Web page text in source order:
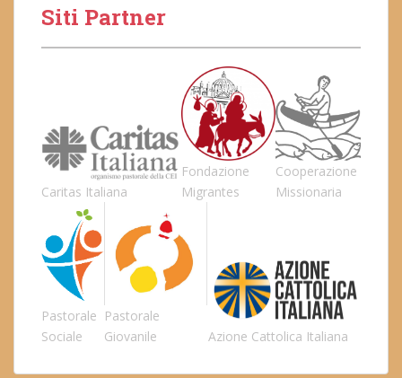
Siti Partner
Caritas Italiana
Fondazione
Migrantes
Cooperazione
Missionaria
Pastorale
Sociale
Pastorale
Giovanile
Azione Cattolica Italiana